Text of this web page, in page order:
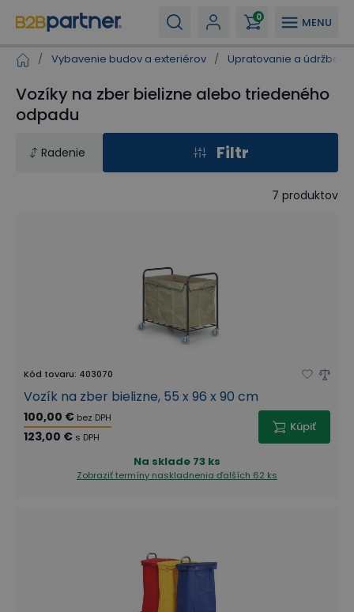
MENU
0
/ Vybavenie budov a exteriérov / Upratovanie a údržba
Vozíky na zber bielizne alebo triedeného
odpadu
Radenie Filtr
7 produktov
Kód tovaru: 403070
Vozík na zber bielizne, 55 x 96 x 90 cm
100,00 € bez DPH
123,00 € s DPH
Kúpiť
Na sklade 73 ks
Zobraziť termíny naskladnenia ďalších 62 ks